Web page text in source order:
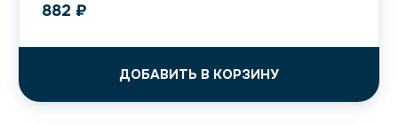
882 ₽
ДОБАВИТЬ В КОРЗИНУ